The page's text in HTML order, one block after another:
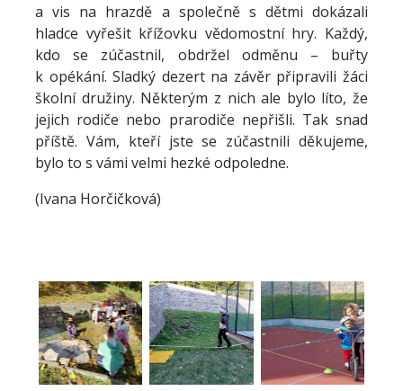
a vis na hrazdě a společně s dětmi dokázali
hladce vyřešit křížovku vědomostní hry. Každý,
kdo se zúčastnil, obdržel odměnu – buřty
k opékání. Sladký dezert na závěr připravili žáci
školní družiny. Některým z nich ale bylo líto, že
jejich rodiče nebo prarodiče nepřišli. Tak snad
příště. Vám, kteří jste se zúčastnili děkujeme,
bylo to s vámi velmi hezké odpoledne.
(Ivana Horčičková)